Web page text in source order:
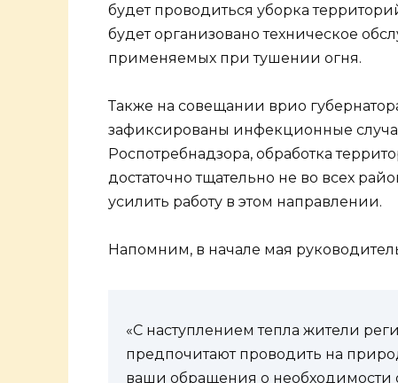
будет проводиться уборка
будет организовано техническое
применяемых при тушении огня.
Также на совещании врио
зафиксированы инфекционные
Роспотребнадзора, обработка
достаточно тщательно не во всех
усилить работу в этом направлении.
Напомним, в начале мая
«С наступлением тепла жители
предпочитают проводить на
ваши обращения о необходимости